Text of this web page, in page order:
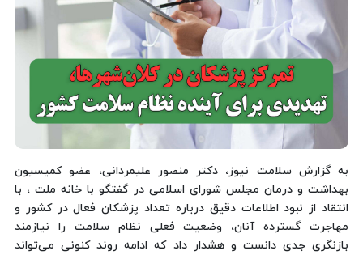
به گزارش سلامت نیوز، دکتر منصور علیمردانی، عضو کمیسیون
بهداشت و درمان مجلس شورای اسلامی در گفتگو با خانه ملت ، با
انتقاد از نبود اطلاعات دقیق درباره تعداد پزشکان فعال در کشور و
مهاجرت گسترده آنان، وضعیت فعلی نظام سلامت را نیازمند
بازنگری جدی دانست و هشدار داد که ادامه روند کنونی می‌تواند